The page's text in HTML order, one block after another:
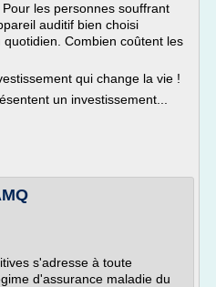
les personnes souffrant
auditif bien choisi
Combien coûtent les
qui change la vie !
un investissement...
s'adresse à toute
d'assurance maladie du